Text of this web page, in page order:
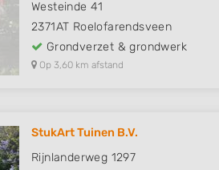
Westeinde 41
2371AT Roelofarendsveen
Grondverzet & grondwerk
Op 3,60 km afstand
StukArt Tuinen B.V.
Rijnlanderweg 1297